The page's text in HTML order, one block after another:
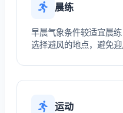
晨练
早晨气象条件较适宜晨
选择避风的地点，避免迎
运动